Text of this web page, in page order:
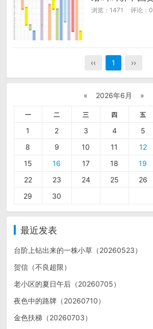
浏览：1471 评论：0
‹‹ 1 ››
« 2026年6月 »
一 二 三 四 五
1 2 3 4 5
8
9 10 11 12
15
16 17 18 19
22
23 24 25 26
29
30
最近发表
台阶上钻出来的一株小草（20260523）
贺信（不良超限）
老小区的夏日午后（20260705）
夜色中的路牌（20260710）
金色扶梯（20260703）